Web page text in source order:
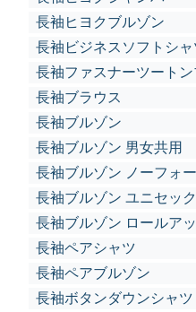
長袖ヒヨクブルゾン
長袖ビジネスソフトシャ
長袖ファスナーツート
長袖ブラウス
長袖ブルゾン
長袖ブルゾン 男女共用
長袖ブルゾン ノーフォ
長袖ブルゾン ユニセッ
長袖ブルゾン ロールア
長袖ペアシャツ
長袖ペアブルゾン
長袖ボタンダウンシャツ